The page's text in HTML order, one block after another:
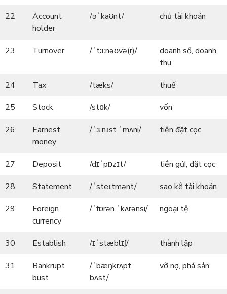
22
Account
holder
/əˈkaʊnt/ chủ tài khoản
23 Turnover /ˈtɜːnəʊvə(r)/
doanh số, doanh
thu
24
Tax /tæks/
thuế
25
Stock /stɒk/
vốn
26
Earnest
money
/ˈɜːnɪst ˈmʌni/ tiền đặt cọc
27 Deposit /dɪˈpɒzɪt/
tiền gửi, đặt cọc
28
Statement /ˈsteɪtmənt/
sao kê tài khoản
29
Foreign
currency
/ˈfɒrən ˈkʌrənsi/ ngoại tệ
30 Establish /ɪˈstæblɪʃ/
thành lập
31
Bankrupt
bust
/ˈbæŋkrʌpt
bʌst/
vỡ nợ, phá sản